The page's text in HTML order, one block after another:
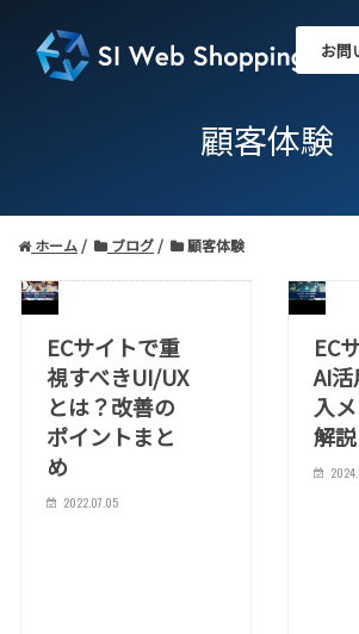
お問
顧客体験
ホーム ブログ 顧客体験
ECサイトで重
視すべきUI/UX
とは？改善の
ポイントまと
め
2022.07.05
EC
AI
入
解説